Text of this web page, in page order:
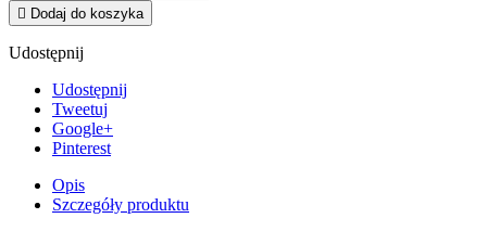
 Dodaj do koszyka
Udostępnij
Udostępnij
Tweetuj
Google+
Pinterest
Opis
Szczegóły produktu